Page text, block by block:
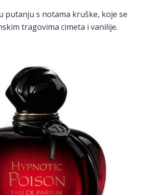
putanju s notama kruške, koje se
tragovima cimeta i vanilije.